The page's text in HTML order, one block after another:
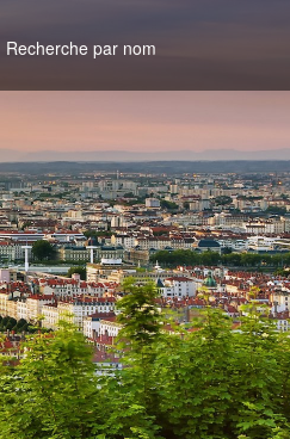
Recherche par nom